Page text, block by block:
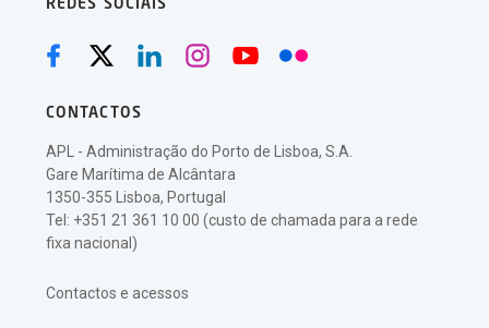
REDES SOCIAIS
CONTACTOS
APL - Administração do Porto de Lisboa, S.A.
Gare Marítima de Alcântara
1350-355 Lisboa, Portugal
Tel: +351 21 361 10 00 (custo de chamada para a rede
fixa nacional)
Contactos e acessos